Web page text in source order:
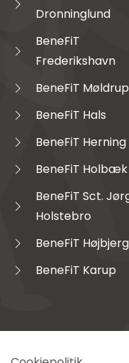
Dronninglund
BeneFiT
Frederikshavn
BeneFiT Møldrup
BeneFiT Hals
BeneFiT Herning
BeneFiT Holbæk
BeneFiT Sct.
Holstebro
BeneFiT Højbjerg
BeneFiT Karup